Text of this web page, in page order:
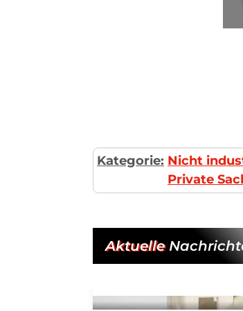
Kategorie: Nicht
Private
Aktuelle